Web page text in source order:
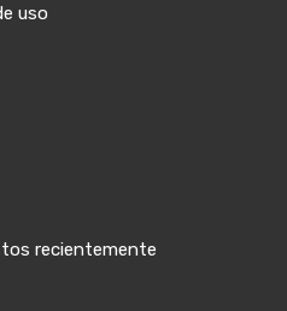
uso
recientemente